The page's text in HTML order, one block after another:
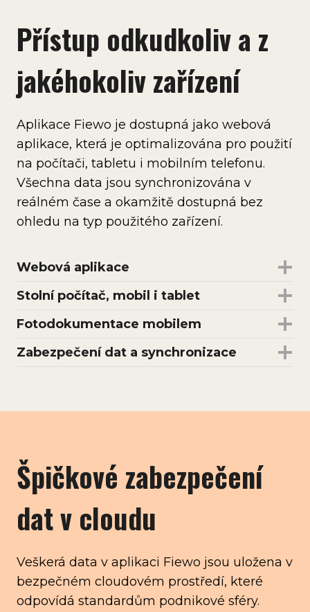
Přístup odkudkoliv a z
jakéhokoliv zařízení
Aplikace Fiewo je dostupná jako webová
aplikace, která je optimalizována pro použití
na počítači, tabletu i mobilním telefonu.
Všechna data jsou synchronizována v
reálném čase a okamžitě dostupná bez
ohledu na typ použitého zařízení.
Webová aplikace
Stolní počítač, mobil i tablet
Fotodokumentace mobilem
Zabezpečení dat a synchronizace
Špičkové zabezpečení
dat v cloudu
Veškerá data v aplikaci Fiewo jsou uložena v
bezpečném cloudovém prostředí, které
odpovídá standardům podnikové sféry.